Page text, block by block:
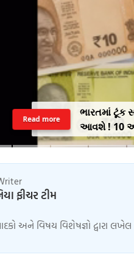
ભારતમાં ટૂંક
આવશે ! 10
શરૂઆત,
Read more
ફીચર ટીમ
અને વિષય વિશેષજ્ઞો દ્વારા